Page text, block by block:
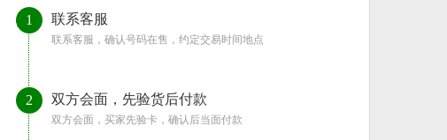
1 联系客服
联系客服，确认号码在售，约定交易时间地点
2 双方会面，先验货后付款
双方会面，买家先验卡，确认后当面付款